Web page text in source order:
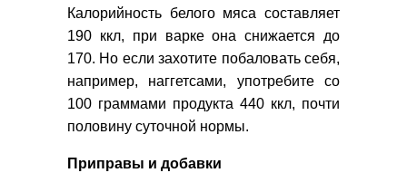
Калорийность белого мяса составляет
190 ккл, при варке она снижается до
170. Но если захотите побаловать себя,
например, наггетсами, употребите со
100 граммами продукта 440 ккл, почти
половину суточной нормы.
Приправы и добавки